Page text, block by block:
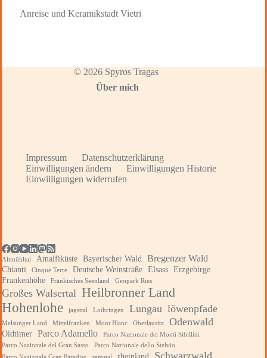
Anreise und Keramikstadt Vietri
© 2026 Spyros Tragas
Über mich
Impressum
Datenschutzerklärung
Einwilligungen ändern
Einwilligungen Historie
Einwilligungen widerrufen
Altmühltal Amalfiküste Bayerischer Wald Bregenzer Wald
Chianti Cinque Terre Deutsche Weinstraße Elsass Erzgebirge
Frankenhöhe
Fränkisches Seenland Geopark Ries
Großes Walsertal Heilbronner Land
Hohenlohe jagsttal Lothringen Lungau löwenpfade
Melsunger Land Mittelfranken Mont Blanc Oberlausitz Odenwald
Oldtimer Parco Adamello
Parco Nazionale dei Monti Sibillini
Parco Nazionale del Gran Sasso
Parco Nazionale dello Stelvio